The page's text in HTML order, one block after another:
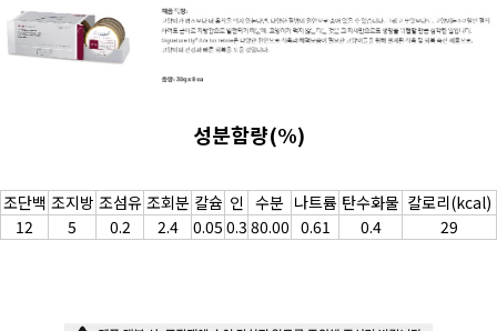
성분함량(%)
조단백 조지방 조섬유 조회분 칼슘 인 수분 나트륨 탄수화물 칼로리(kcal)
12
5 0.2 2.4 0.05 0.3 80.00 0.61 0.4 29